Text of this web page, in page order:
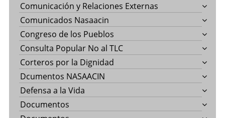
Comunicación y Relaciones Externas
Comunicados Nasaacin
Congreso de los Pueblos
Consulta Popular No al TLC
Corteros por la Dignidad
Dcumentos NASAACIN
Defensa a la Vida
Documentos